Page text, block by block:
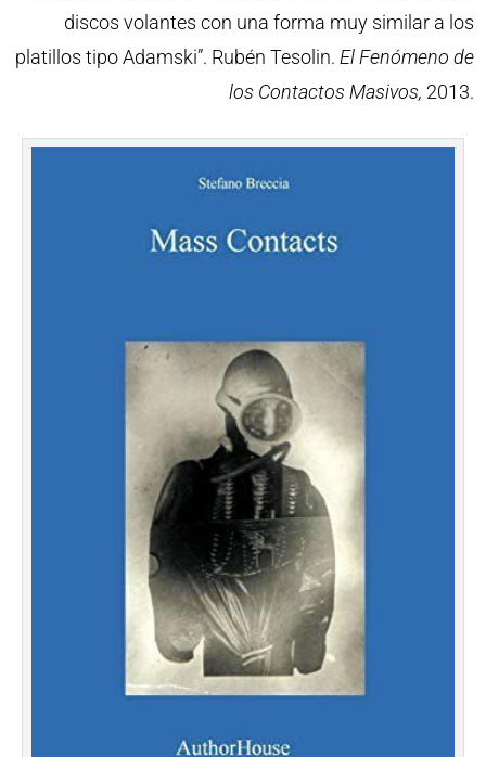
discos volantes con una forma muy similar a los
platillos tipo Adamski”. Rubén Tesolin. El Fenómeno de
los Contactos Masivos, 2013.